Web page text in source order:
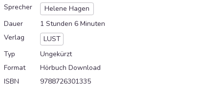
Sprecher
Helene Hagen
Dauer
1 Stunden 6 Minuten
Verlag
LUST
Typ
Ungekürzt
Format
Hörbuch Download
ISBN
9788726301335